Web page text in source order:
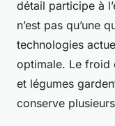
détail participe à
n’est pas qu’une
technologies
optimale. Le froid
et légumes
conserve